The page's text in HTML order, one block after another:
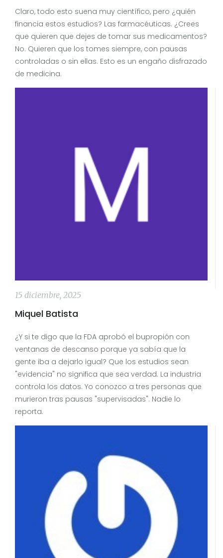
Claro, todo esto suena muy científico, pero ¿quién
financia estos estudios? Las farmacéuticas. ¿Crees
que quieren que dejes de tomar sus medicamentos?
No. Quieren que los tomes siempre, con pausas
controladas o sin ellas. Esto es un engaño disfrazado
de medicina.
15 diciembre, 2025
Miquel Batista
¿Y si te digo que la FDA aprobó el bupropión con
ventanas de descanso porque ya sabía que la
gente iba a dejarlo igual? Que los estudios sean
"evidencia" no significa que sea verdad. La industria
controla los datos. Yo conozco a tres personas que
murieron tras pausas "supervisadas". Nadie lo
reporta.